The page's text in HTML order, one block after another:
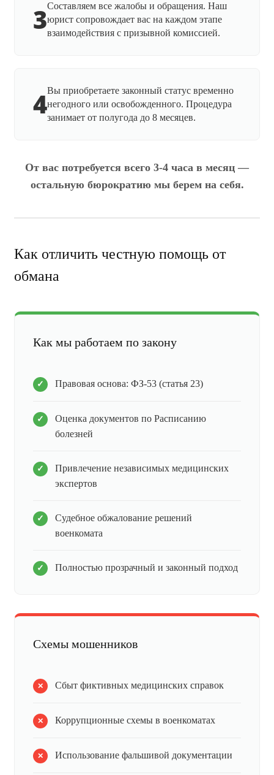
3Составляем все жалобы и обращения. Наш
юрист сопровождает вас на каждом этапе
взаимодействия с призывной комиссией.
4Вы приобретаете законный статус временно
негодного или освобожденного. Процедура
занимает от полугода до 8 месяцев.
От вас потребуется всего 3-4 часа в месяц —
остальную бюрократию мы берем на себя.
Как отличить честную помощь от
обмана
Как мы работаем по закону
Правовая основа: ФЗ-53 (статья 23)
Оценка документов по Расписанию
болезней
Привлечение независимых медицинских
экспертов
Судебное обжалование решений
военкомата
Полностью прозрачный и законный подход
Схемы мошенников
Сбыт фиктивных медицинских справок
Коррупционные схемы в военкоматах
Использование фальшивой документации